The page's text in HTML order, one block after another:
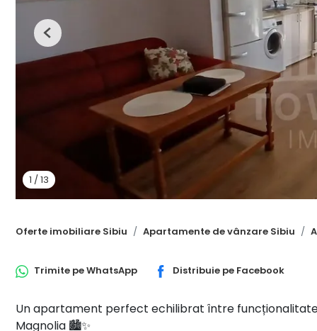
1 / 13
Previous
Oferte imobiliare Sibiu Apartamente de vânzare Sibiu
Trimite peWhatsApp Distribuie pe Facebook
Un apartament perfect echilibrat între
Magnolia 🏙️✨